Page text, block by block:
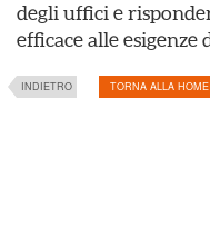
degli uffici e
efficace alle esigenze
INDIETRO TORNA ALLA HOME